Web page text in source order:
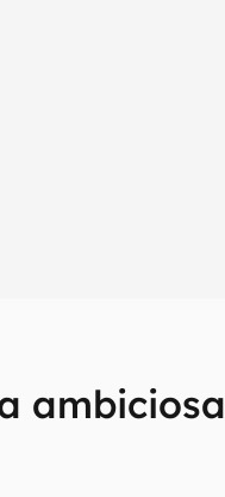
ambiciosa
primeira